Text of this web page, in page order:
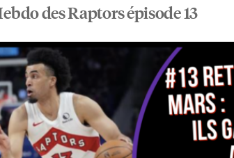
des Raptors épisode 13